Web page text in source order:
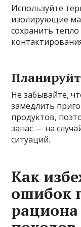
Используйте
изолирующие
сохранить
Не забывайте,
замедлить
продуктов,
запас — на
ситуаций.
Как
ошибок